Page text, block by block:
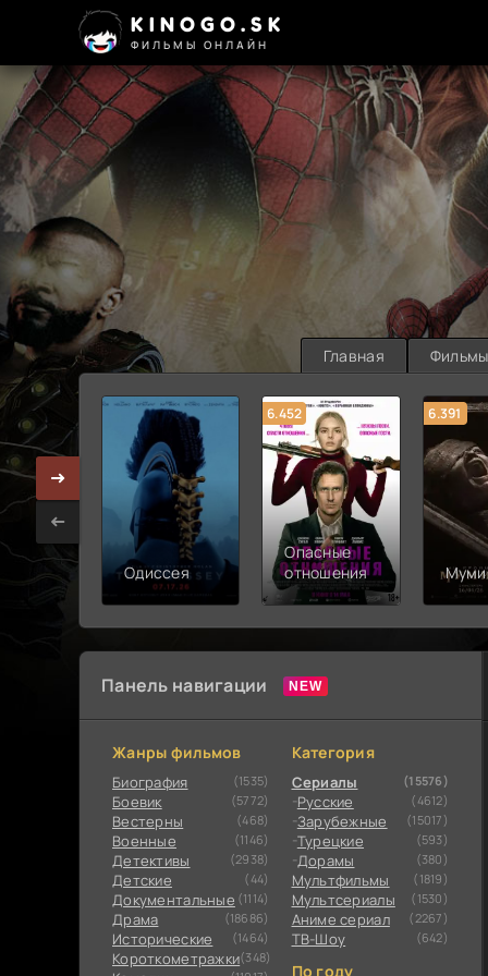
KINOGO.SK
ФИЛЬМЫ ОНЛАЙН
Главная Фильмы
Одиссея
6.452
Опасные
отношения
6.391
Панель навигации
Жанры фильмов
Биография (1535)
Боевик (5772)
Вестерны (468)
Военные (1146)
Детективы (2938)
Детские (44)
Документальные (1114)
Драма (18686)
Исторические (1464)
Короткометражки(348)
Категория
Сериалы (15576)
Русские (4612)
Зарубежные (15017)
Турецкие (593)
Дорамы (380)
Мультфильмы (1819)
Мультсериалы (1530)
Аниме сериал (2267)
ТВ-Шоу (642)
По году